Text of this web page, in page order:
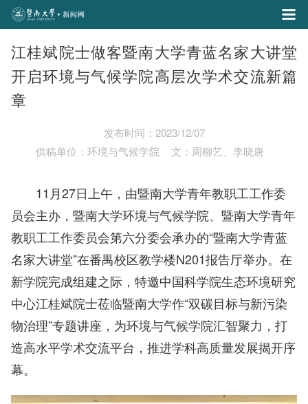
江桂斌院士做客暨南大学青蓝名家大讲堂
开启环境与气候学院高层次学术交流新篇
章
发布时间：2023/12/07
供稿单位：环境与气候学院
文：周柳艺、李晓唐
11月27日上午，由暨南大学青年教职工工作委
员会主办，暨南大学环境与气候学院、暨南大学青年
教职工工作委员会第六分委会承办的“暨南大学青蓝
名家大讲堂”在番禺校区教学楼N201报告厅举办。在
新学院完成组建之际，特邀中国科学院生态环境研究
中心江桂斌院士莅临暨南大学作“双碳目标与新污染
物治理”专题讲座，为环境与气候学院汇智聚力，打
造高水平学术交流平台，推进学科高质量发展揭开序
幕。